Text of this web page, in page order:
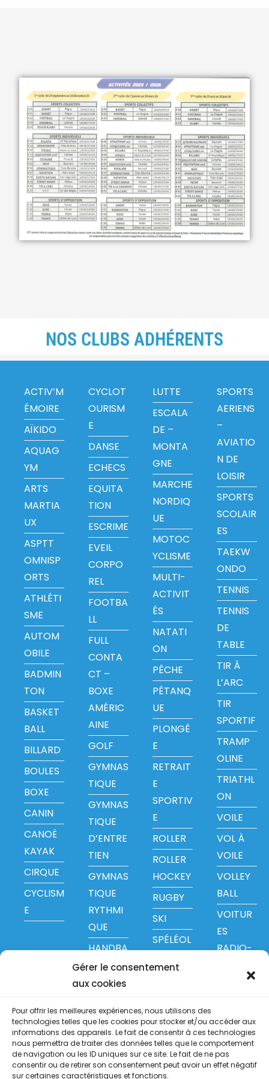
Gérer le consentement
aux cookies
Pour offrir les meilleures expériences, nous utilisons des
technologies telles que les cookies pour stocker et/ou accéder aux
informations des appareils. Le fait de consentir à ces technologies
nous permettra de traiter des données telles que le comportement
de navigation ou les ID uniques sur ce site. Le fait de ne pas
consentir ou de retirer son consentement peut avoir un effet négatif
sur certaines caractéristiques et fonctions.
NOS CLUBS ADHÉRENTS
ACTIV’M
ÉMOIRE
AÏKIDO
AQUAG
YM
ARTS
MARTIA
UX
ASPTT
OMNISP
ORTS
ATHLÉTI
SME
AUTOM
OBILE
BADMIN
TON
BASKET
BALL
BILLARD
BOULES
BOXE
CANIN
CANOË
KAYAK
CIRQUE
CYCLISM
E
CYCLOT
OURISM
E
DANSE
ECHECS
EQUITA
TION
ESCRIME
EVEIL
CORPO
REL
FOOTBA
LL
FULL
CONTA
CT –
BOXE
AMÉRIC
AINE
GOLF
GYMNAS
TIQUE
GYMNAS
TIQUE
D’ENTRE
TIEN
GYMNAS
TIQUE
RYTHMI
QUE
HANDBA
LL
HANDIS
JUDO
KARATÉ
LUTTE
ESCALA
DE –
MONTA
GNE
MARCHE
NORDIQ
UE
MOTOC
YCLISME
MULTI-
ACTIVIT
ÉS
NATATI
ON
PÊCHE
PÉTANQ
UE
PLONGÉ
E
RETRAIT
E
SPORTIV
E
ROLLER
ROLLER
HOCKEY
RUGBY
SKI
SPÉLÉOL
SPORTS
AERIENS
–
AVIATIO
N DE
LOISIR
SPORTS
SCOLAIR
ES
TAEKW
ONDO
TENNIS
TENNIS
DE
TABLE
TIR À
L’ARC
TIR
SPORTIF
TRAMP
OLINE
TRIATHL
ON
VOILE
VOL À
VOILE
VOLLEY
BALL
VOITUR
ES
RADIO-